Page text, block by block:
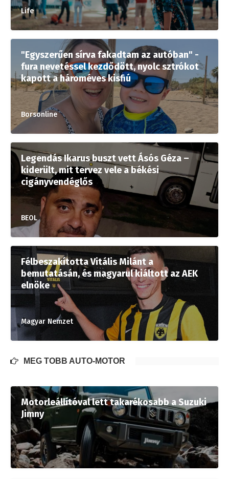
Life
"Egyszerűen sírva fakadtam az autóban" -
fura nevetéssel kezdődött, nyolc sztrókot
kapott a hároméves kisfiú
Borsonline
Legendás Ikarus buszt vett Ásós Géza –
kiderült, mit tervez vele a békési
cigányvendéglős
BEOL
Félbeszakította Vitális Milánt a
bemutatásán, és magyarul kiáltott az AEK
elnöke
Magyar Nemzet
MÉG TÖBB AUTÓ-MOTOR
Motorleállítóval lett takarékosabb a Suzuki
Jimny